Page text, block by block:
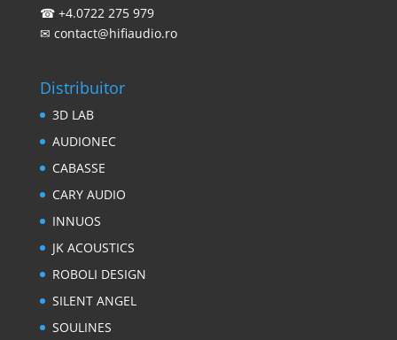
☎ +4.0722 275 979
✉ contact@hifiaudio.ro
Distribuitor
3D LAB
AUDIONEC
CABASSE
CARY AUDIO
INNUOS
JK ACOUSTICS
ROBOLI DESIGN
SILENT ANGEL
SOULINES